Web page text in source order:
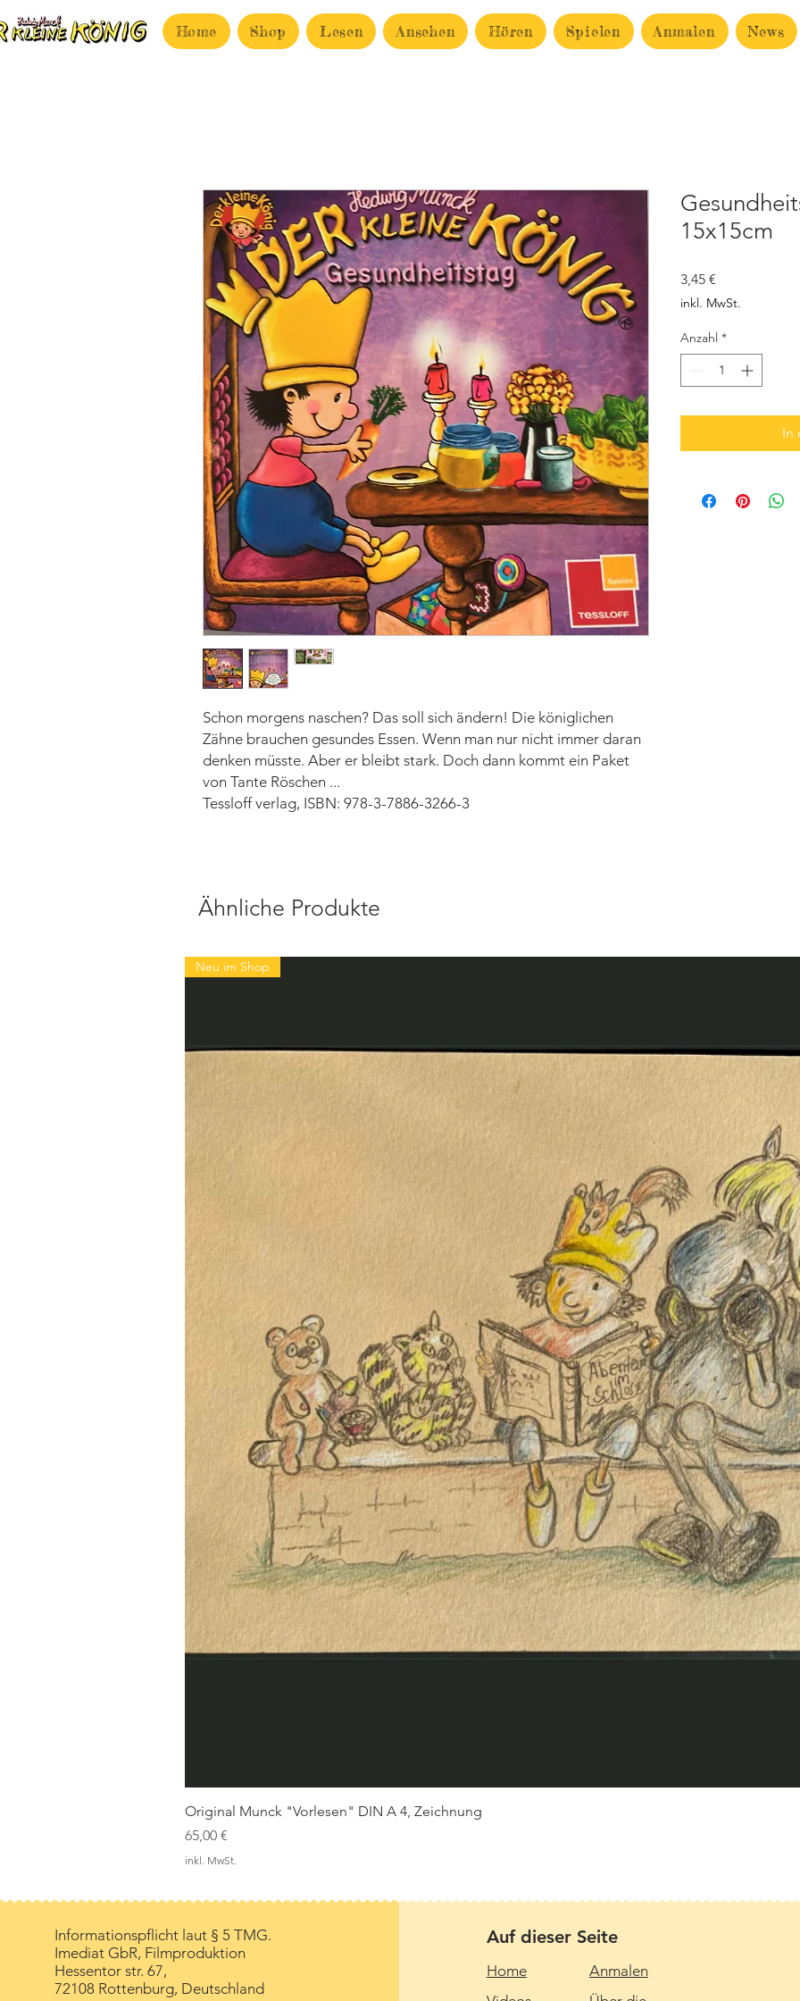
Home Shop Lesen Ansehen Hören Spielen Anmalen News
Schon morgens naschen? Das soll sich ändern! Die königlichen
Zähne brauchen gesundes Essen. Wenn man nur nicht immer daran
denken müsste. Aber er bleibt stark. Doch dann kommt ein Paket
von Tante Röschen ...
Tessloff verlag, ISBN: 978-3-7886-3266-3
15x15cm
3,45 €
inkl. MwSt.
Anzahl *
In
Ähnliche Produkte
Neu im Shop
Original Munck "Vorlesen" DIN A 4, Zeichnung
Preis
65,00 €
inkl. MwSt.
Informationspflicht laut § 5 TMG.
Imediat GbR, Filmproduktion
Hessentor str. 67,
72108 Rottenburg, Deutschland
Auf dieser Seite
Home
Anmalen